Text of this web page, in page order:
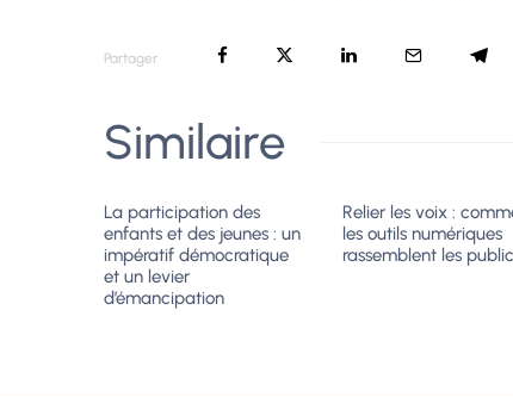
Partager
Similaire
La participation des
enfants et des jeunes : un
impératif démocratique
et un levier
d’émancipation
Relier les voix :
les outils numériques
rassemblent les